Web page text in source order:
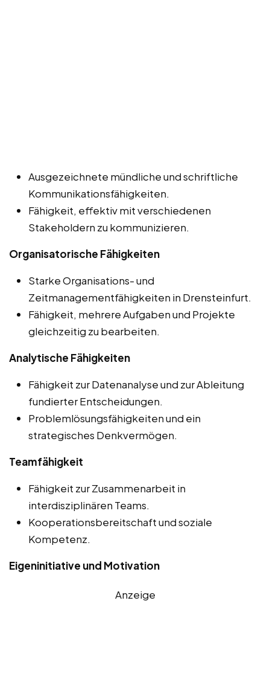
Ausgezeichnete mündliche und schriftliche
Kommunikationsfähigkeiten.
Fähigkeit, effektiv mit verschiedenen
Stakeholdern zu kommunizieren.
Organisatorische Fähigkeiten
Starke Organisations- und
Zeitmanagementfähigkeiten in Drensteinfurt.
Fähigkeit, mehrere Aufgaben und Projekte
gleichzeitig zu bearbeiten.
Analytische Fähigkeiten
Fähigkeit zur Datenanalyse und zur Ableitung
fundierter Entscheidungen.
Problemlösungsfähigkeiten und ein
strategisches Denkvermögen.
Teamfähigkeit
Fähigkeit zur Zusammenarbeit in
interdisziplinären Teams.
Kooperationsbereitschaft und soziale
Kompetenz.
Eigeninitiative und Motivation
Anzeige